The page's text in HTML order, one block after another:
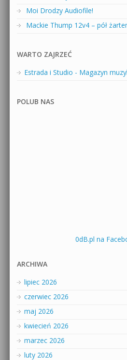
Moi Drodzy Audiofile!
Mackie Thump 12v4 – pół
WARTO ZAJRZEĆ
Estrada i Studio - Magazyn
POLUB NAS
0dB.pl na
ARCHIWA
lipiec 2026
czerwiec 2026
maj 2026
kwiecień 2026
marzec 2026
luty 2026